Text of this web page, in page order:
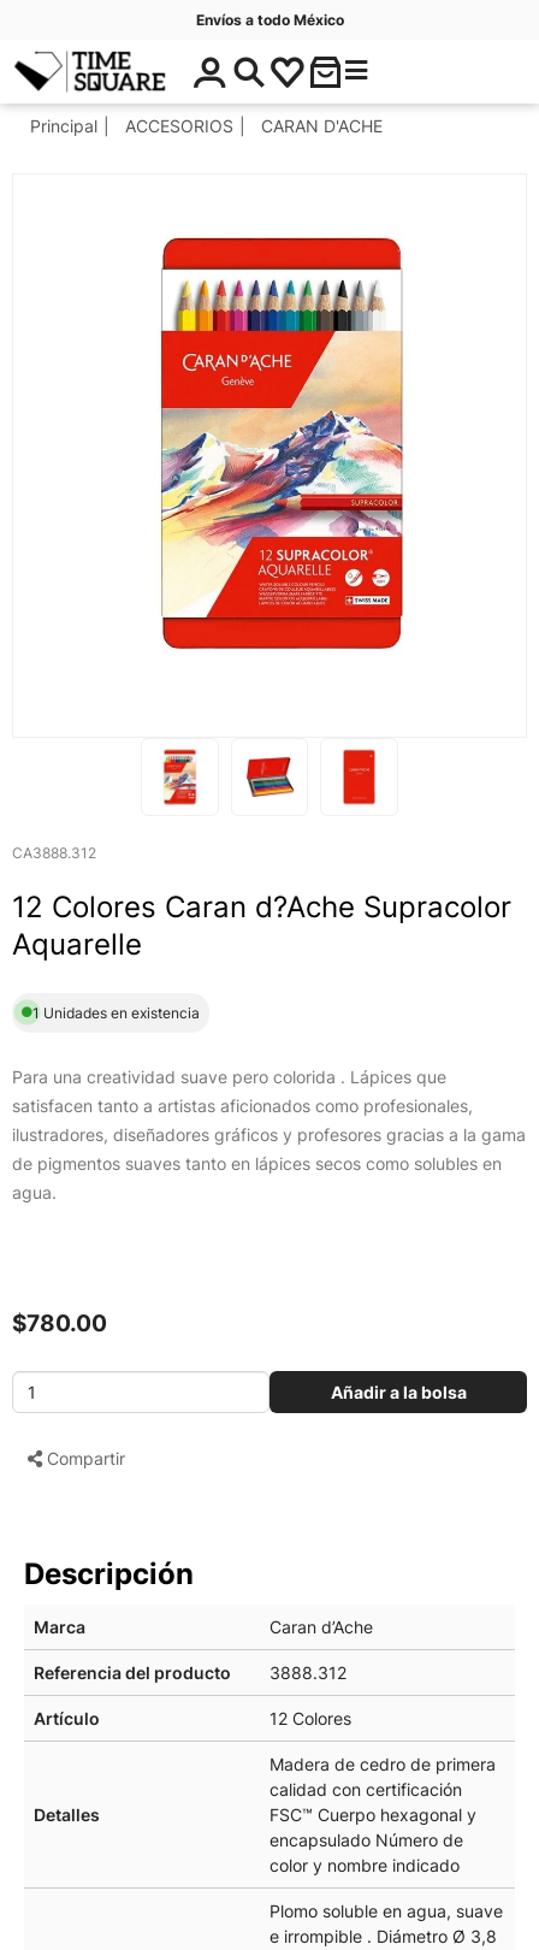
Envíos a todo México
Timesquare
$
0
.
C
t
í
a
s
Principal ACCESORIOS CARAN D'ACHE
CA3888.312
12 Colores Caran d?Ache Supracolor
Aquarelle
1 Unidades en existencia
Para una creatividad suave pero colorida . Lápices que
satisfacen tanto a artistas aficionados como profesionales,
ilustradores, diseñadores gráficos y profesores gracias a la gama
de pigmentos suaves tanto en lápices secos como solubles en
agua.
$780.00
Añadir a la bolsa
Compartir
Descripción
Marca Caran d’Ache
Referencia del producto 3888.312
Artículo 12 Colores
Detalles
Madera de cedro de primera
calidad con certificación
FSC™ Cuerpo hexagonal y
encapsulado Número de
color y nombre indicado
Plomo soluble en agua, suave
e irrompible . Diámetro Ø 3,8